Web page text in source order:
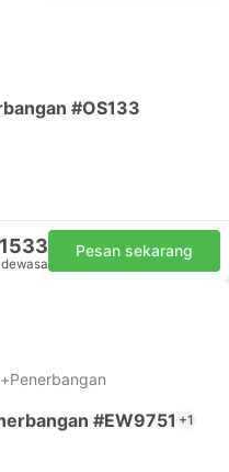
#OS133
Pesan sekarang
#EW9751 +1